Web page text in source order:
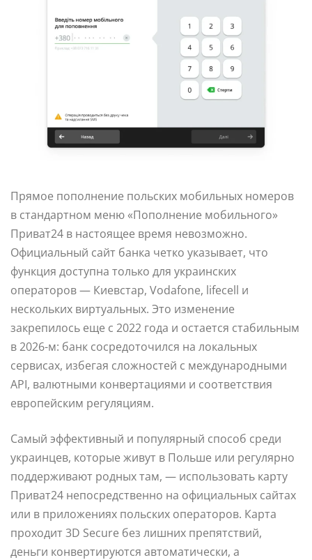
Прямое пополнение польских мобильных номеров
в стандартном меню «Пополнение мобильного»
Приват24 в настоящее время невозможно.
Официальный сайт банка четко указывает, что
функция доступна только для украинских
операторов — Киевстар, Vodafone, lifecell и
нескольких виртуальных. Это изменение
закрепилось еще с 2022 года и остается стабильным
в 2026-м: банк сосредоточился на локальных
сервисах, избегая сложностей с международными
API, валютными конвертациями и соответствия
европейским регуляциям.
Самый эффективный и популярный способ среди
украинцев, которые живут в Польше или регулярно
поддерживают родных там, — использовать карту
Приват24 непосредственно на официальных сайтах
или в приложениях польских операторов. Карта
проходит 3D Secure без лишних препятствий,
деньги конвертируются автоматически, а